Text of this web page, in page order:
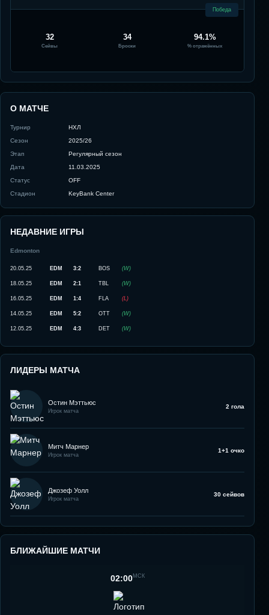
Победа
32
Сейвы
34
Броски
94.1%
% отражённых
О МАТЧЕ
Турнир
НХЛ
Сезон
2025/26
Этап
Регулярный сезон
Дата
11.03.2025
Статус
OFF
Стадион
KeyBank Center
НЕДАВНИЕ ИГРЫ
Edmonton
20.05.25 EDM 3:2 BOS (W)
18.05.25 EDM 2:1 TBL (W)
16.05.25 EDM 1:4 FLA (L)
14.05.25 EDM 5:2 OTT (W)
12.05.25 EDM 4:3 DET (W)
ЛИДЕРЫ МАТЧА
Остин Мэттьюс
Игрок матча
2 гола
Митч Марнер
Игрок матча
1+1 очко
Джозеф Уолл
Игрок матча
30 сейвов
БЛИЖАЙШИЕ МАТЧИ
02:00МСК